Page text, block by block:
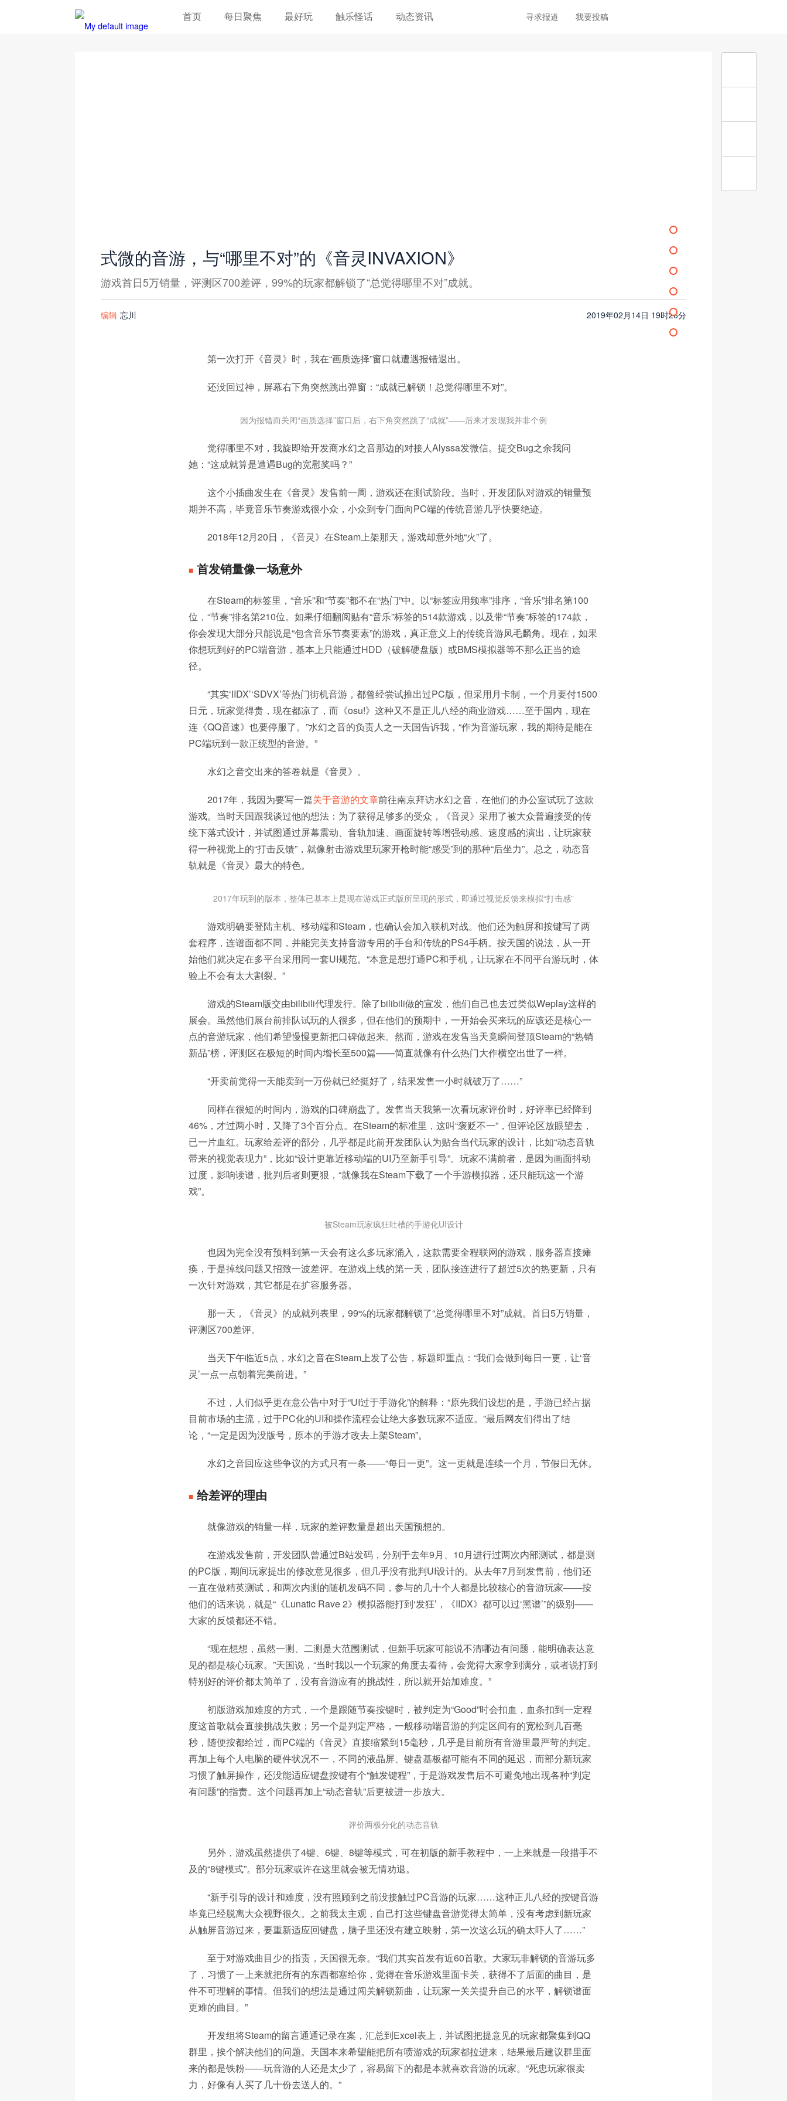
首页 每日聚焦 最好玩 触乐怪话 动态资讯 寻求报道 我要投稿
式微的音游，与“哪里不对”的《音灵INVAXION》
游戏首日5万销量，评测区700差评，99%的玩家都解锁了“总觉得哪里不对”成就。
编辑 忘川 2019年02月14日 19时26分
第一次打开《音灵》时，我在“画质选择”窗口就遭遇报错退出。
还没回过神，屏幕右下角突然跳出弹窗：“成就已解锁！总觉得哪里不对”。
因为报错而关闭“画质选择”窗口后，右下角突然跳了“成就”——后来才发现我并非个例
觉得哪里不对，我旋即给开发商水幻之音那边的对接人Alyssa发微信。提交Bug之余我问
她：“这成就算是遭遇Bug的宽慰奖吗？”
这个小插曲发生在《音灵》发售前一周，游戏还在测试阶段。当时，开发团队对游戏的销量预
期并不高，毕竟音乐节奏游戏很小众，小众到专门面向PC端的传统音游几乎快要绝迹。
2018年12月20日，《音灵》在Steam上架那天，游戏却意外地“火”了。
■ 首发销量像一场意外
在Steam的标签里，“音乐”和“节奏”都不在“热门”中。以“标签应用频率”排序，“音乐”排名第100
位，“节奏”排名第210位。如果仔细翻阅贴有“音乐”标签的514款游戏，以及带“节奏”标签的174款，
你会发现大部分只能说是“包含音乐节奏要素”的游戏，真正意义上的传统音游凤毛麟角。现在，如果
你想玩到好的PC端音游，基本上只能通过HDD（破解硬盘版）或BMS模拟器等不那么正当的途
径。
“其实‘IIDX’‘SDVX’等热门街机音游，都曾经尝试推出过PC版，但采用月卡制，一个月要付1500
日元，玩家觉得贵，现在都凉了，而《osu!》这种又不是正儿八经的商业游戏……至于国内，现在
连《QQ音速》也要停服了。”水幻之音的负责人之一天国告诉我，“作为音游玩家，我的期待是能在
PC端玩到一款正统型的音游。”
水幻之音交出来的答卷就是《音灵》。
2017年，我因为要写一篇关于音游的文章前往南京拜访水幻之音，在他们的办公室试玩了这款
游戏。当时天国跟我谈过他的想法：为了获得足够多的受众，­《音灵》采用了被大众普遍接受的传
统下落式设计，并试图通过屏幕震动、音轨加速、画面旋转等增强动感、速度感的演出，让玩家获
得一种视觉上的“打击反馈”，就像射击游戏里玩家开枪时能“感受”到的那种“后坐力”。总之，动态音
轨就是《音灵》最大的特色。
2017年玩到的版本，整体已基本上是现在游戏正式版所呈现的形式，即通过视觉反馈来模拟“打击感”
游戏明确要登陆主机、移动端和Steam，也确认会加入联机对战。他们还为触屏和按键写了两
套程序，连谱面都不同，并能完美支持音游专用的手台和传统的PS4手柄。按天国的说法，从一开
始他们就决定在多平台采用同一套UI规范。“本意是想打通PC和手机，让玩家在不同平台游玩时，体
验上不会有太大割裂。”
游戏的Steam版交由bilibili代理发行。除了bilibili做的宣发，他们自己也去过类似Weplay这样的
展会。虽然他们展台前排队试玩的人很多，但在他们的预期中，一开始会买来玩的应该还是核心一
点的音游玩家，他们希望慢慢更新把口碑做起来。然而，游戏在发售当天竟瞬间登顶Steam的“热销
新品”榜，评测区在极短的时间内增长至500篇——简直就像有什么热门大作横空出世了一样。
“开卖前觉得一天能卖到一万份就已经挺好了，结果发售一小时就破万了……”
同样在很短的时间内，游戏的口碑崩盘了。发售当天我第一次看玩家评价时，好评率已经降到
46%，才过两小时，又降了3个百分点。在Steam的标准里，这叫“褒贬不一”，但评论区放眼望去，
已一片血红。玩家给差评的部分，几乎都是此前开发团队认为贴合当代玩家的设计，比如“动态音轨
带来的视觉表现力”，比如“设计更靠近移动端的UI乃至新手引导”。玩家不满前者，是因为画面抖动
过度，影响读谱，批判后者则更狠，“就像我在Steam下载了一个手游模拟器，还只能玩这一个游
戏”。
被Steam玩家疯狂吐槽的手游化UI设计
也因为完全没有预料到第一天会有这么多玩家涌入，这款需要全程联网的游戏，服务器直接瘫
痪，于是掉线问题又招致一波差评。在游戏上线的第一天，团队接连进行了超过5次的热更新，只有
一次针对游戏，其它都是在扩容服务器。
那一天，《音灵》的成就列表里，99%的玩家都解锁了“总觉得哪里不对”成就。首日5万销量，
评测区700差评。
当天下午临近5点，水幻之音在Steam上发了公告，标题即重点：“我们会做到每日一更，让‘音
灵’一点一点朝着完美前进。”
不过，人们似乎更在意公告中对于“UI过于手游化”的解释：“原先我们设想的是，手游已经占据
目前市场的主流，过于PC化的UI和操作流程会让绝大多数玩家不适应。”最后网友们得出了结
论，“一定是因为没版号，原本的手游才改去上架Steam”。
水幻之音回应这些争议的方式只有一条——“每日一更”。这一更就是连续一个月，节假日无休。
■ 给差评的理由
就像游戏的销量一样，玩家的差评数量是超出天国预想的。
在游戏发售前，开发团队曾通过B站发码，分别于去年9月、10月进行过两次内部测试，都是测
的PC版，期间玩家提出的修改意见很多，但几乎没有批判UI设计的。从去年7月到发售前，他们还
一直在做精英测试，和两次内测的随机发码不同，参与的几十个人都是比较核心的音游玩家——按
他们的话来说，就是“《Lunatic Rave 2》模拟器能打到‘发狂’，《IIDX》都可以过‘黑谱’”的级别——
大家的反馈都还不错。
“现在想想，虽然一测、二测是大范围测试，但新手玩家可能说不清哪边有问题，能明确表达意
见的都是核心玩家。”天国说，“当时我以一个玩家的角度去看待，会觉得大家拿到满分，或者说打到
特别好的评价都太简单了，没有音游应有的挑战性，所以就开始加难度。”
初版游戏加难度的方式，一个是跟随节奏按键时，被判定为“Good”时会扣血，血条扣到一定程
度这首歌就会直接挑战失败；另一个是判定严格，一般移动端音游的判定区间有的宽松到几百毫
秒，随便按都给过，而PC端的《音灵》直接缩紧到15毫秒，几乎是目前所有音游里最严苛的判定。
再加上每个人电脑的硬件状况不一，不同的液晶屏、键盘基板都可能有不同的延迟，而部分新玩家
习惯了触屏操作，还没能适应键盘按键有个“触发键程”，于是游戏发售后不可避免地出现各种“判定
有问题”的指责。这个问题再加上“动态音轨”后更被进一步放大。
评价两极分化的动态音轨
另外，游戏虽然提供了4键、6键、8键等模式，可在初版的新手教程中，一上来就是一段措手不
及的“8键模式”。部分玩家或许在这里就会被无情劝退。
“新手引导的设计和难度，没有照顾到之前没接触过PC音游的玩家……这种正儿八经的按键音游
毕竟已经脱离大众视野很久。之前我太主观，自己打这些键盘音游觉得太简单，没有考虑到新玩家
从触屏音游过来，要重新适应回键盘，脑子里还没有建立映射，第一次这么玩的确太吓人了……”
至于对游戏曲目少的指责，天国很无奈。“我们其实首发有近60首歌。大家玩非解锁的音游玩多
了，习惯了一上来就把所有的东西都塞给你，觉得在音乐游戏里面卡关，获得不了后面的曲目，是
件不可理解的事情。但我们的想法是通过闯关解锁新曲，让玩家一关关提升自己的水平，解锁谱面
更难的曲目。”
开发组将Steam的留言通通记录在案，汇总到Excel表上，并试图把提意见的玩家都聚集到QQ
群里，挨个解决他们的问题。天国本来希望能把所有喷游戏的玩家都拉进来，结果最后建议群里面
来的都是铁粉——玩音游的人还是太少了，容易留下的都是本就喜欢音游的玩家。“死忠玩家很卖
力，好像有人买了几十份去送人的。”